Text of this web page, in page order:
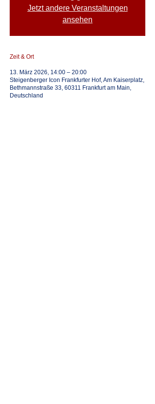
Jetzt andere Veranstaltungen
ansehen
Zeit & Ort
13. März 2026, 14:00 – 20:00
Steigenberger Icon Frankfurter Hof, Am Kaiserplatz,
Bethmannstraße 33, 60311 Frankfurt am Main,
Deutschland